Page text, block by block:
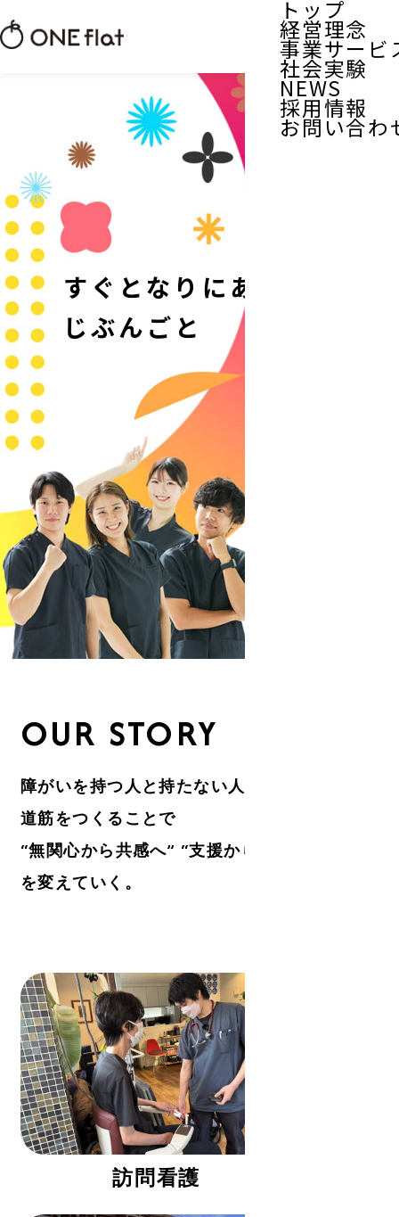
トップ
経営理念
事業サービ
社会実験
NEWS
採用情報
お問い合わ
すぐとなりにある、
じぶんごと
OUR STORY
障がいを持つ人と持たない人との間に一本の
道筋をつくることで
“無関心から共感へ” “支援から共生へ”と環境
を変えていく。
訪問看護